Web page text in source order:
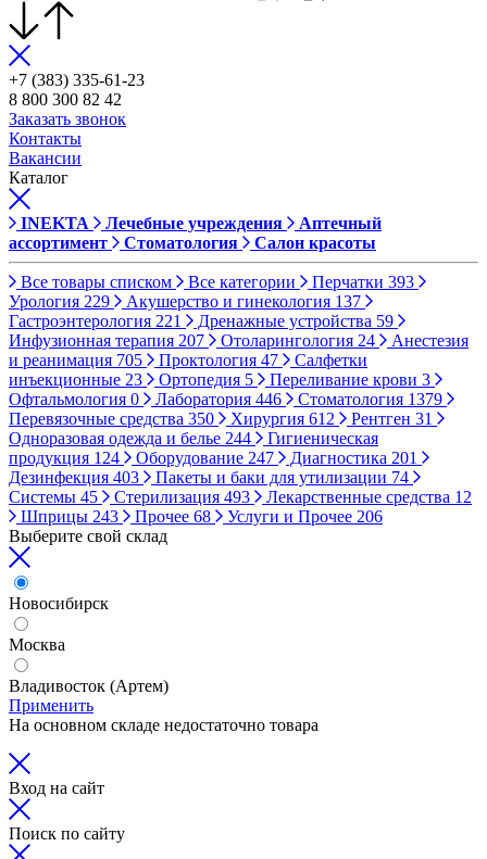
+7 (383) 335-61-23
8 800 300 82 42
Заказать звонок
Контакты
Вакансии
Каталог
INEKTA Лечебные учреждения
Аптечный
ассортимент
Стоматология Салон красоты
Все товары списком Все категории Перчатки 393
Урология 229 Акушерство и гинекология 137
Гастроэнтерология 221 Дренажные устройства 59
Инфузионная терапия 207 Отоларингология 24
Анестезия
и реанимация 705 Проктология 47
Салфетки
инъекционные 23 Ортопедия 5 Переливание крови 3
Офтальмология 0 Лаборатория 446 Стоматология 1379
Перевязочные средства 350 Хирургия 612 Рентген 31
Одноразовая одежда и белье 244
Гигиеническая
продукция 124 Оборудование 247 Диагностика 201
Дезинфекция 403 Пакеты и баки для утилизации 74
Системы 45 Стерилизация 493 Лекарственные средства 12
Шприцы 243 Прочее 68 Услуги и Прочее 206
Выберите свой склад
Новосибирск
Москва
Владивосток (Артем)
Применить
На основном складе недостаточно товара
Вход на сайт
Поиск по сайту